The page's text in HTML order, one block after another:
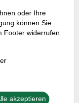
10-
von
oder Ihre
können Sie
Footer widerrufen
akzeptieren